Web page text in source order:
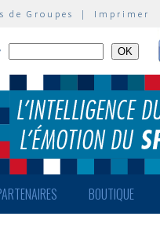
de Groupes | Imprimer
BOUTIQUE